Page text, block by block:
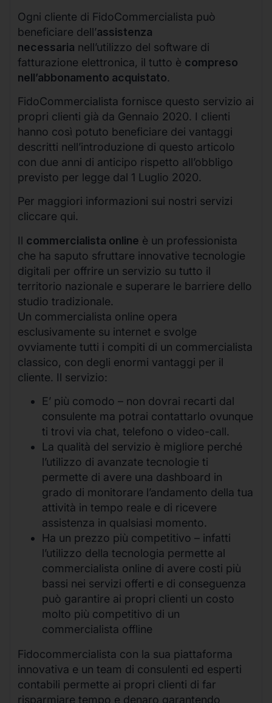
Ogni cliente di FidoCommercialista può
beneficiare dell’assistenza
necessaria nell’utilizzo del software di
fatturazione elettronica, il tutto è compreso
nell’abbonamento acquistato.
FidoCommercialista fornisce questo servizio ai
propri clienti già da Gennaio 2020. I clienti
hanno così potuto beneficiare dei vantaggi
descritti nell’introduzione di questo articolo
con due anni di anticipo rispetto all’obbligo
previsto per legge dal 1 Luglio 2020.
Per maggiori informazioni sui nostri servizi
cliccare qui.
Il commercialista online è un professionista
che ha saputo sfruttare innovative tecnologie
digitali per offrire un servizio su tutto il
territorio nazionale e superare le barriere dello
studio tradizionale.
Un commercialista online opera
esclusivamente su internet e svolge
ovviamente tutti i compiti di un commercialista
classico, con degli enormi vantaggi per il
cliente. Il servizio:
E’ più comodo – non dovrai recarti dal
consulente ma potrai contattarlo ovunque
ti trovi via chat, telefono o video-call.
La qualità del servizio è migliore perché
l’utilizzo di avanzate tecnologie ti
permette di avere una dashboard in
grado di monitorare l’andamento della tua
attività in tempo reale e di ricevere
assistenza in qualsiasi momento.
Ha un prezzo più competitivo – infatti
l’utilizzo della tecnologia permette al
commercialista online di avere costi più
bassi nei servizi offerti e di conseguenza
può garantire ai propri clienti un costo
molto più competitivo di un
commercialista offline
Fidocommercialista con la sua piattaforma
innovativa e un team di consulenti ed esperti
contabili permette ai propri clienti di far
risparmiare tempo e denaro garantendo